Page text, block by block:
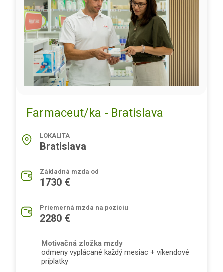
Farmaceut/ka - Bratislava
LOKALITA
Bratislava
Základná mzda od
1730 €
Priemerná mzda na pozíciu
2280 €
Motivačná zložka mzdy
odmeny vyplácané každý mesiac + víkendové
príplatky